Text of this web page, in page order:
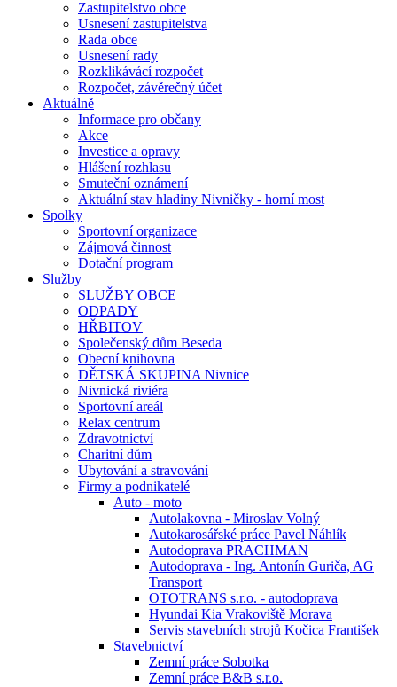
Zastupitelstvo obce
Usnesení zastupitelstva
Rada obce
Usnesení rady
Rozklikávácí rozpočet
Rozpočet, závěrečný účet
Aktuálně
Informace pro občany
Akce
Investice a opravy
Hlášení rozhlasu
Smuteční oznámení
Aktuální stav hladiny Nivničky - horní most
Spolky
Sportovní organizace
Zájmová činnost
Dotační program
Služby
SLUŽBY OBCE
ODPADY
HŘBITOV
Společenský dům Beseda
Obecní knihovna
DĚTSKÁ SKUPINA Nivnice
Nivnická riviéra
Sportovní areál
Relax centrum
Zdravotnictví
Charitní dům
Ubytování a stravování
Firmy a podnikatelé
Auto - moto
Autolakovna - Miroslav Volný
Autokarosářské práce Pavel Náhlík
Autodoprava PRACHMAN
Autodoprava - Ing. Antonín Guriča, AG
Transport
OTOTRANS s.r.o. - autodoprava
Hyundai Kia Vrakoviště Morava
Servis stavebních strojů Kočica František
Stavebnictví
Zemní práce Sobotka
Zemní práce B&B s.r.o.